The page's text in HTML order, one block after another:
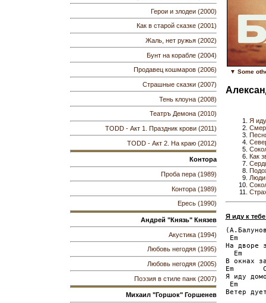
Герои и злодеи (2000)
Как в старой сказке (2001)
Жаль, нет ружья (2002)
Бунт на корабле (2004)
Продавец кошмаров (2006)
Страшные сказки (2007)
Тень клоуна (2008)
Театръ Демона (2010)
TODD - Акт 1. Праздник крови (2011)
TODD - Акт 2. На краю (2012)
Контора
Проба пера (1989)
Контора (1989)
Ересь (1990)
Андрей "Князь" Князев
Акустика (1994)
Любовь негодяя (1995)
Любовь негодяя (2005)
Поэзия в стиле панк (2007)
Михаил "Горшок" Горшенев
▼ Some
Я
Как
Люди
Я иду к
Em
На дворе
Em
В окнах
Em
Я иду
Em
Ветер